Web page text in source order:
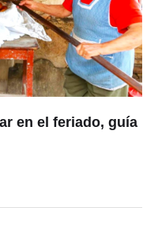
en el feriado, guía